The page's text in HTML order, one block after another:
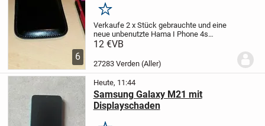
6
Merken
Verkaufe 2 x Stück gebrauchte und eine
neue unbenutzte Hama I Phone 4s
Tasche wie abgebildet. Maße der Tasche
die gebrauchten Bumper jeweils 2 Euro...
12 €VB
27283 Verden (Aller)
Heute, 11:44
Samsung Galaxy M21 mit
Displayschaden